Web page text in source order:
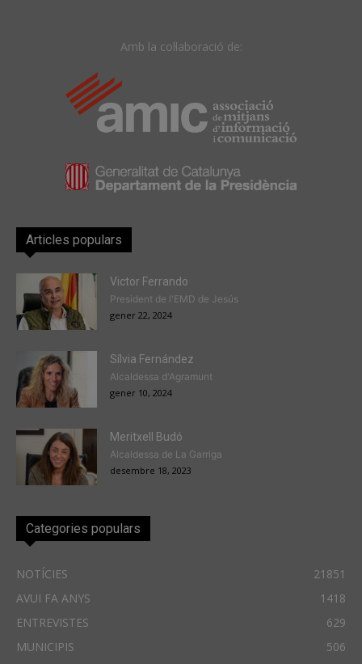
Amb la col·laboració de:
Articles populars
Victor Ferrando
President de l'EMD de Jesús
gener 22, 2024
Sílvia Fernández
Alcaldessa d'Agramunt
gener 10, 2024
Meritxell Budó
Alcaldessa de La Garriga
desembre 18, 2023
Categories populars
NOTÍCIES
21851
AVUI FA ANYS
1418
ENTREVISTES
629
MUNICIPIS
506